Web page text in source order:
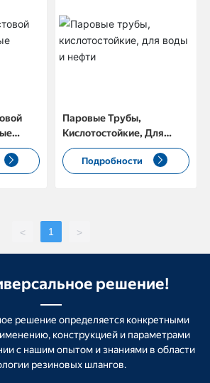
Паровые Трубы,
Кислотостойкие, Для
Воды И Нефти
Подробности
< 1 >
решение!
решение определяется конкретными
конструкцией и параметрами
с нашим опытом и знаниями в области
резиновых шлангов.